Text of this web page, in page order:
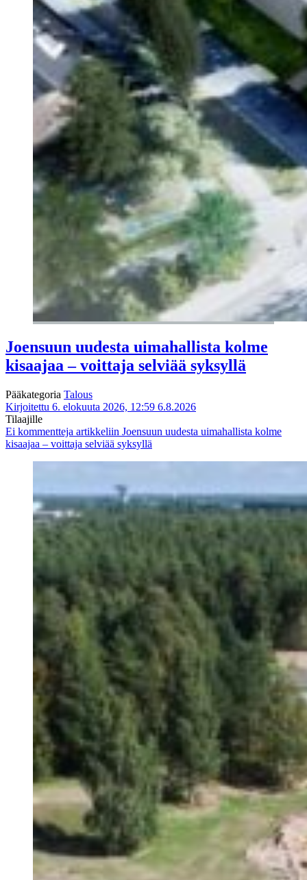
Joensuun uudesta uimahallista kolme
kisaajaa – voittaja selviää syksyllä
Pääkategoria Talous
Kirjoitettu 6. elokuuta 2026, 12:59 6.8.2026
Tilaajille
Ei kommentteja artikkeliin Joensuun uudesta uimahallista kolme
kisaajaa – voittaja selviää syksyllä